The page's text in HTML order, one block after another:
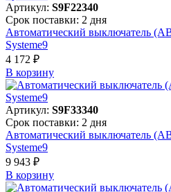
Артикул: S9F22340
Срок поставки: 2 дня
Автоматический выключатель
Systeme9
4 172 ₽
В корзинy
Артикул: S9F33340
Срок поставки: 2 дня
Автоматический выключатель
Systeme9
9 943 ₽
В корзинy